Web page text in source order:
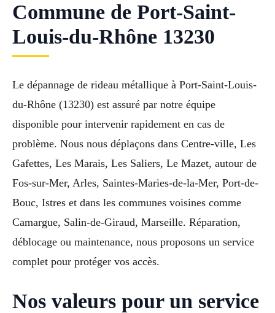
Commune de Port-Saint-
Louis-du-Rhône 13230
Le dépannage de rideau métallique à Port-Saint-Louis-
du-Rhône (13230) est assuré par notre équipe
disponible pour intervenir rapidement en cas de
problème. Nous nous déplaçons dans Centre-ville, Les
Gafettes, Les Marais, Les Saliers, Le Mazet, autour de
Fos-sur-Mer, Arles, Saintes-Maries-de-la-Mer, Port-de-
Bouc, Istres et dans les communes voisines comme
Camargue, Salin-de-Giraud, Marseille. Réparation,
déblocage ou maintenance, nous proposons un service
complet pour protéger vos accès.
Nos valeurs pour un service